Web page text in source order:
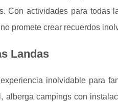
Con actividades para todas
promete crear recuerdos
Landas
inolvidable para
alberga campings con